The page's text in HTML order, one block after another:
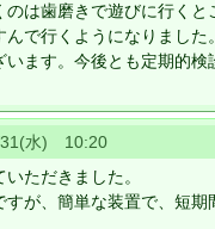
のは歯磨きで遊びに行くと
で行くようになりました。
ます。今後とも定期的検
水) 10:20
ただきました。
が、簡単な装置で、短期